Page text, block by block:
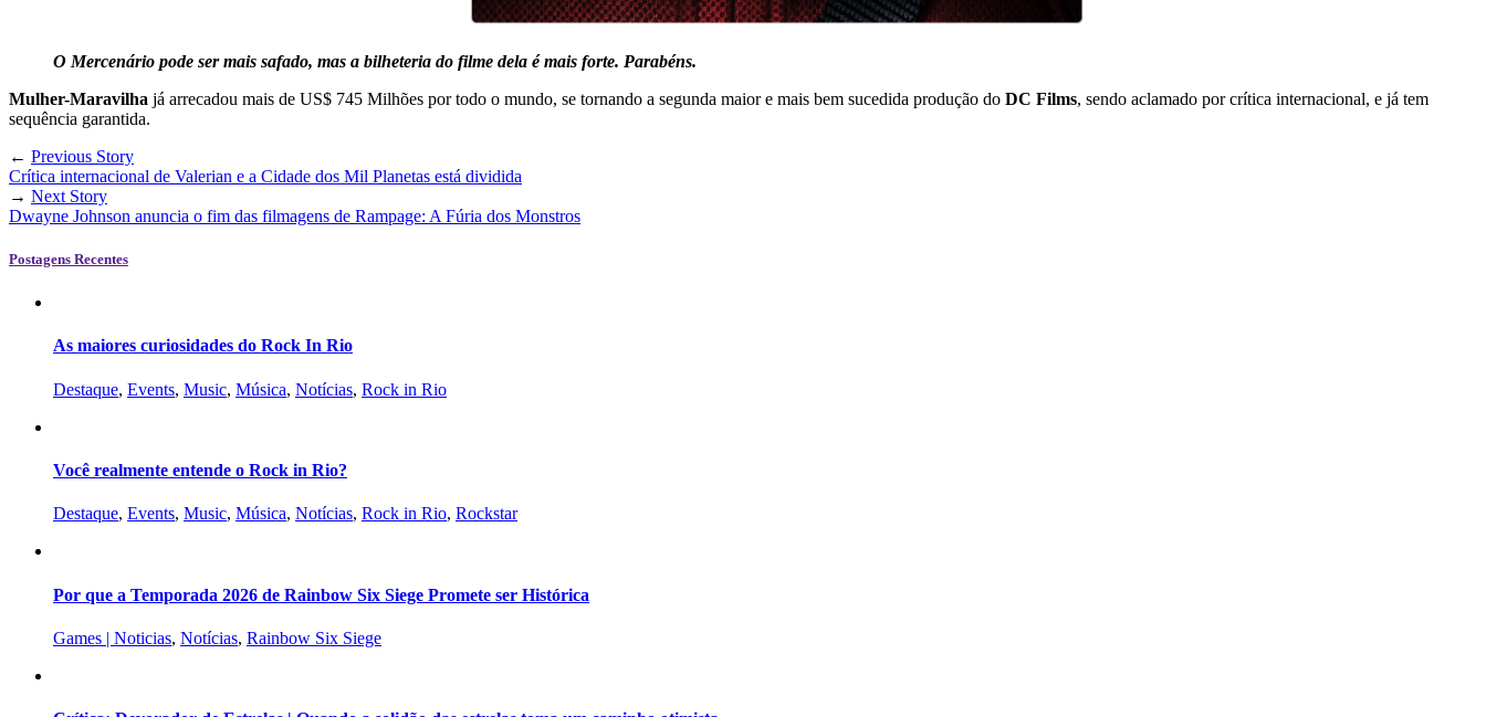
O Mercenário pode ser mais safado, mas a bilheteria do filme dela é mais forte. Parabéns.
Mulher-Maravilha já arrecadou mais de US$ 745 Milhões por todo o mundo, se tornando a segunda maior e mais bem sucedida produção do DC Films, sendo aclamado por crítica internacional, e já tem
sequência garantida.
← Previous Story
Crítica internacional de Valerian e a Cidade dos Mil Planetas está dividida
→ Next Story
Dwayne Johnson anuncia o fim das filmagens de Rampage: A Fúria dos Monstros
Postagens Recentes
As maiores curiosidades do Rock In Rio
Destaque, Events, Music, Música, Notícias, Rock in Rio
Você realmente entende o Rock in Rio?
Destaque, Events, Music, Música, Notícias, Rock in Rio, Rockstar
Por que a Temporada 2026 de Rainbow Six Siege Promete ser Histórica
Games | Noticias, Notícias, Rainbow Six Siege